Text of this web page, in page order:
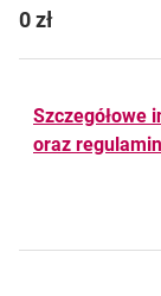
0 zł
Szczegółowe
oraz